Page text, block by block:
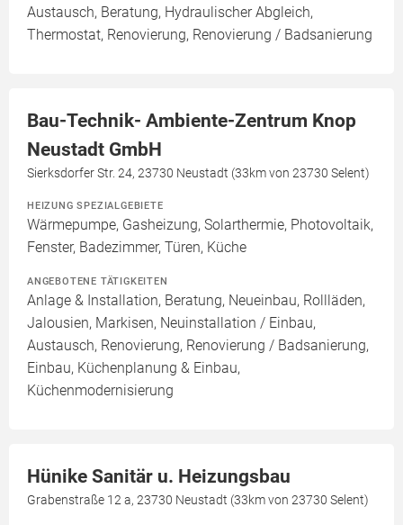
Austausch, Beratung, Hydraulischer Abgleich,
Thermostat, Renovierung, Renovierung / Badsanierung
Bau-Technik- Ambiente-Zentrum Knop
Neustadt GmbH
Sierksdorfer Str. 24, 23730 Neustadt (33km von 23730 Selent)
HEIZUNG SPEZIALGEBIETE
Wärmepumpe, Gasheizung, Solarthermie, Photovoltaik,
Fenster, Badezimmer, Türen, Küche
ANGEBOTENE TÄTIGKEITEN
Anlage & Installation, Beratung, Neueinbau, Rollläden,
Jalousien, Markisen, Neuinstallation / Einbau,
Austausch, Renovierung, Renovierung / Badsanierung,
Einbau, Küchenplanung & Einbau,
Küchenmodernisierung
Hünike Sanitär u. Heizungsbau
Grabenstraße 12 a, 23730 Neustadt (33km von 23730 Selent)